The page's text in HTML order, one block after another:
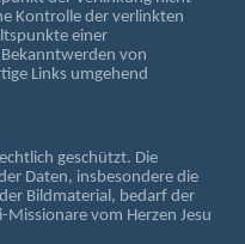
Kontrolle der verlinkten
einer
von
Links umgehend
geschützt. Die
Daten, insbesondere die
Bildmaterial, bedarf der
vom Herzen Jesu